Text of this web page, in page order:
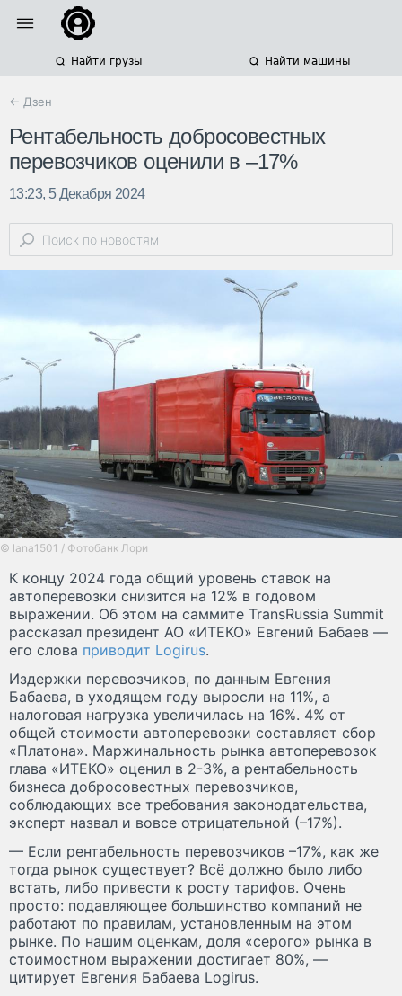
Найти грузы Найти машины
← Дзен
Рентабельность добросовестных
перевозчиков оценили в –17%
13:23, 5 Декабря 2024
© lana1501 / Фотобанк Лори
К концу 2024 года общий уровень ставок на
автоперевозки снизится на 12% в годовом
выражении. Об этом на саммите TransRussia Summit
рассказал президент АО «ИТЕКО» Евгений Бабаев —
его слова приводит Logirus.
Издержки перевозчиков, по данным Евгения
Бабаева, в уходящем году выросли на 11%, а
налоговая нагрузка увеличилась на 16%. 4% от
общей стоимости автоперевозки составляет сбор
«Платона». Маржинальность рынка автоперевозок
глава «ИТЕКО» оценил в 2-3%, а рентабельность
бизнеса добросовестных перевозчиков,
соблюдающих все требования законодательства,
эксперт назвал и вовсе отрицательной (–17%).
— Если рентабельность перевозчиков –17%, как же
тогда рынок существует? Всё должно было либо
встать, либо привести к росту тарифов. Очень
просто: подавляющее большинство компаний не
работают по правилам, установленным на этом
рынке. По нашим оценкам, доля «серого» рынка в
стоимостном выражении достигает 80%, —
цитирует Евгения Бабаева Logirus.